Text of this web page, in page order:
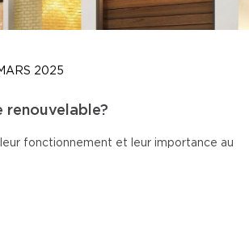
2025
renouvelable?
fonctionnement et leur importance au